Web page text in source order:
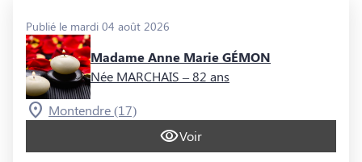
Publié le mardi 04 août 2026
Madame Anne Marie GÉMON
Née MARCHAIS – 82 ans
Montendre (17)
Voir